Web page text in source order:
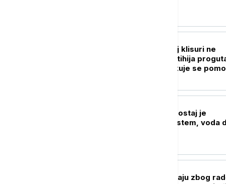
Buktinja u Ibarskoj klisuri ne
jenjava: Vatrena stihija
100 hektara, očekuje se
Ćirović: Nizak vodostaj je
opterećenje za sistem, voda
Izmene u saobraćaju zbog